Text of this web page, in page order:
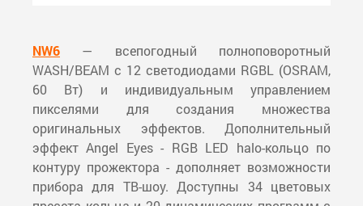
NW6 — всепогодный полноповоротный
WASH/BEAM с 12 светодиодами RGBL (OSRAM,
60 Вт) и индивидуальным управлением
пикселями для создания множества
оригинальных эффектов. Дополнительный
эффект Angel Eyes - RGB LED halo-кольцо по
контуру прожектора - дополняет возможности
прибора для ТВ-шоу. Доступны 34 цветовых